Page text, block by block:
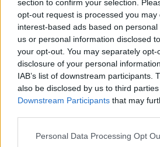
section to confirm your selection.
opt-out request is processed you may
interest-based ads based on
us or personal information disclosed
your opt-out. You may separately
disclosure of your personal
IAB’s list of downstream participants.
also be disclosed by us to third
Downstream Participants that may
Personal Data Processing Opt
giardino privato, perfetto per momenti di
nel 1990, la casa si presenta in buone
per essere abitata subito. Con una
e calpestabile di 200 m², questa villetta è
spazio e funzionalità. Il riscaldamento
Non perdere l'opportunità di vivere in
tranquillità e praticità. Contattaci per
Piano
Piano Terra
Anno
1990